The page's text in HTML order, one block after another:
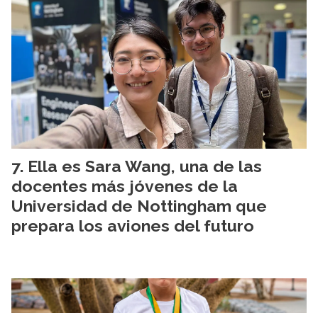
Ella es Sara Wang, una de las
docentes más jóvenes de la
Universidad de Nottingham que
prepara los aviones del futuro